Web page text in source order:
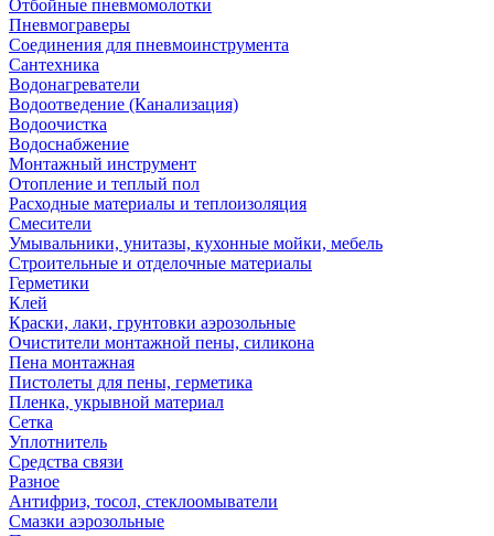
Отбойные пневмомолотки
Пневмограверы
Соединения для пневмоинструмента
Сантехника
Водонагреватели
Водоотведение (Канализация)
Водоочистка
Водоснабжение
Монтажный инструмент
Отопление и теплый пол
Расходные материалы и теплоизоляция
Смесители
Умывальники, унитазы, кухонные мойки, мебель
Строительные и отделочные материалы
Герметики
Клей
Краски, лаки, грунтовки аэрозольные
Очистители монтажной пены, силикона
Пена монтажная
Пистолеты для пены, герметика
Пленка, укрывной материал
Сетка
Уплотнитель
Средства связи
Разное
Антифриз, тосол, стеклоомыватели
Смазки аэрозольные